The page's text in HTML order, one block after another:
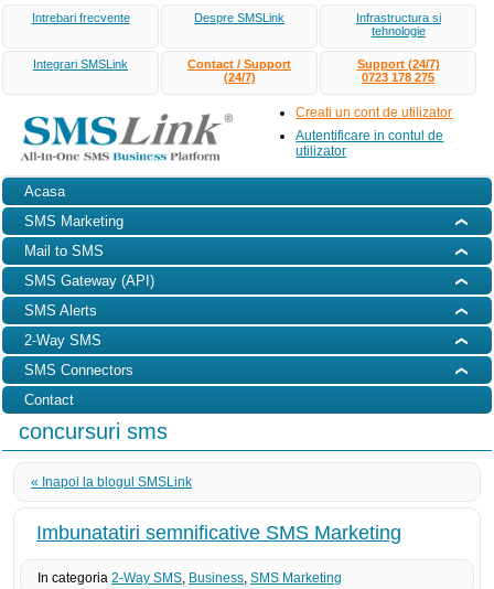
Intrebari frecvente Despre SMSLink
Infrastructura si
tehnologie
Integrari SMSLink
Contact / Support
(24/7)
Support (24/7)
0723 178 275
Creati un cont de utilizator
Autentificare in contul de
utilizator
Acasa
SMS Marketing
Mail to SMS
SMS Gateway (API)
SMS Alerts
2-Way SMS
SMS Connectors
Contact
concursuri sms
« Inapoi la blogul SMSLink
Imbunatatiri semnificative SMS Marketing
In categoria 2-Way SMS, Business, SMS Marketing